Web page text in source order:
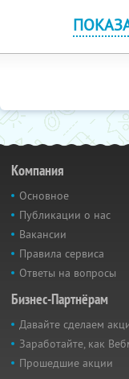
Компания
Основное
Публикации о нас
Вакансии
Правила сервиса
Ответы на вопросы
Бизнес-Партнёрам
Давайте сделаем
Заработайте, как
Прошедшие акции